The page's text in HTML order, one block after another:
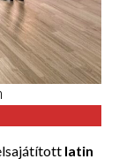
latin